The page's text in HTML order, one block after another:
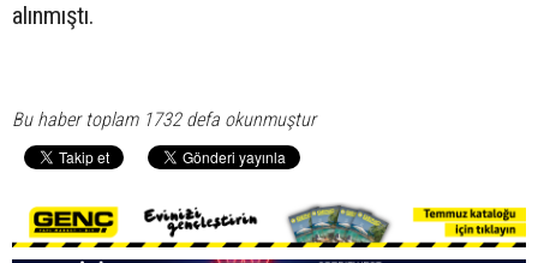
alınmıştı.
Bu haber toplam 1732 defa okunmuştur